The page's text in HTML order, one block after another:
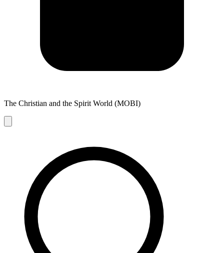
The Christian and the Spirit World (MOBI)